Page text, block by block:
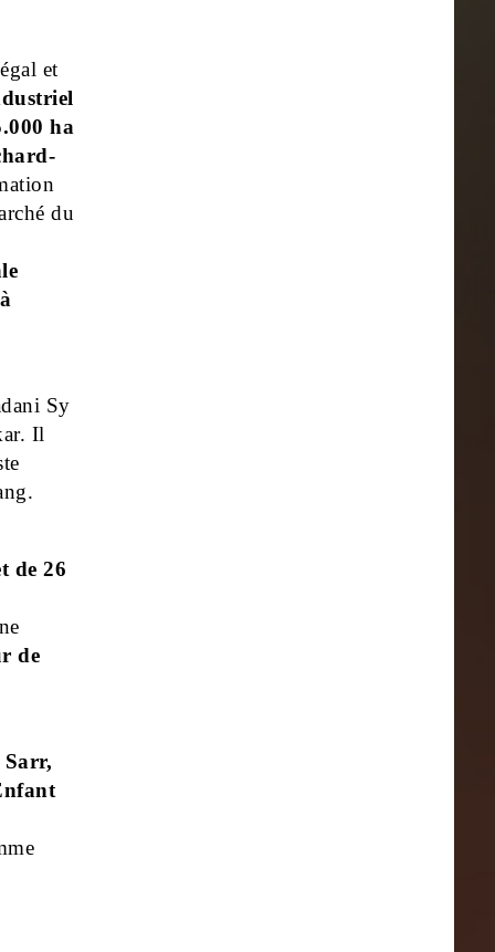
et
ha
du
Sy
Il
de 26
de